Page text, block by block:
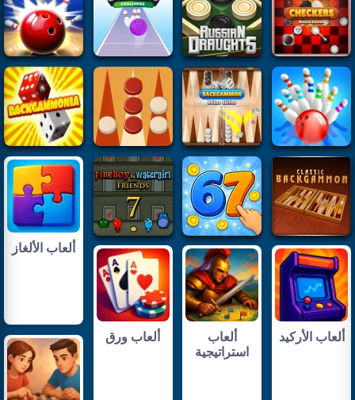
ألعاب الألغاز
ألعاب الأركيد
ألعاب
استراتيجية
ألعاب ورق